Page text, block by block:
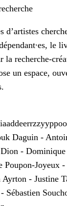
d’artistes
le
la recherche-
un espace,
Daguin -
- Dominique
Poupon-Joyeux
Ayrton - Justine
Sébastien